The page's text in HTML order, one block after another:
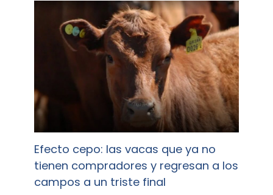
Efecto cepo: las vacas que ya no
tienen compradores y regresan a los
campos a un triste final